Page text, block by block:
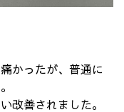
かったが、普通に
改善されました。